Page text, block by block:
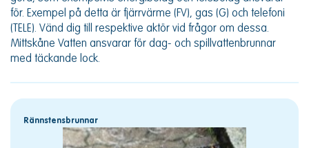
för. Exempel på detta är fjärrvärme (FV), gas (G) och telefoni
(TELE). Vänd dig till respektive aktör vid frågor om dessa.
Mittskåne Vatten ansvarar för dag- och spillvattenbrunnar
med täckande lock.
Rännstensbrunnar